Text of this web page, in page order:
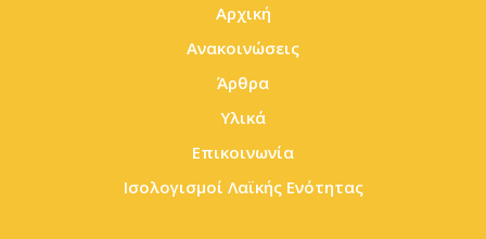
Αρχική
Ανακοινώσεις
Άρθρα
Υλικά
Επικοινωνία
Ισολογισμοί Λαϊκής Ενότητας